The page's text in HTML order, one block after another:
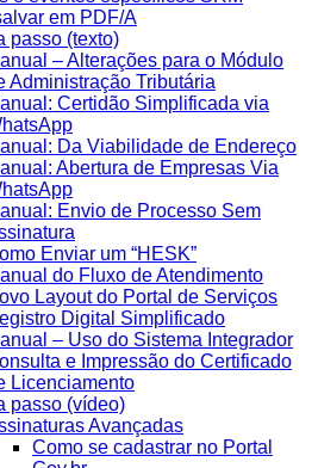
em PDF/A
passo (texto)
– Alterações para o Módulo
Administração Tributária
Certidão Simplificada via
Da Viabilidade de Endereço
Abertura de Empresas Via
Envio de Processo Sem
Enviar um “HESK”
do Fluxo de Atendimento
Layout do Portal de Serviços
Digital Simplificado
– Uso do Sistema Integrador
e Impressão do Certificado
Licenciamento
passo (vídeo)
Avançadas
Como se cadastrar no Portal